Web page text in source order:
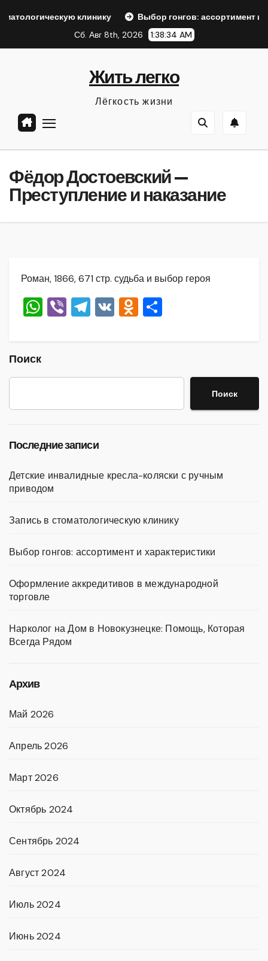
клинику
Выбор гонгов: ассортимент и
Сб. Авг 8th, 2026
1:38:35 AM
Жить легко
Лёгкость жизни
Фёдор Достоевский —
Преступление и наказание
Роман, 1866, 671 стр. судьба и выбор героя
W
A
p
Vi T
a
m
V O
kl
a
в
и
Поиск
Поиск
Последние записи
Детские инвалидные кресла-коляски с ручным
приводом
Запись в стоматологическую клинику
Выбор гонгов: ассортимент и характеристики
Оформление аккредитивов в международной
торговле
Нарколог на Дом в Новокузнецке: Помощь, Которая
Всегда Рядом
Архив
Май 2026
Апрель 2026
Март 2026
Октябрь 2024
Сентябрь 2024
Август 2024
Июль 2024
Июнь 2024